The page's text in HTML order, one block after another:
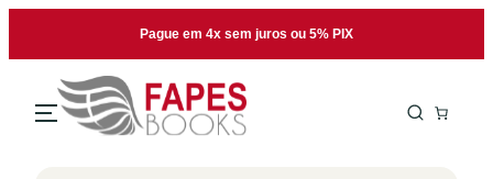
o
conteúdo
Pague em 4x sem juros ou 5% PIX